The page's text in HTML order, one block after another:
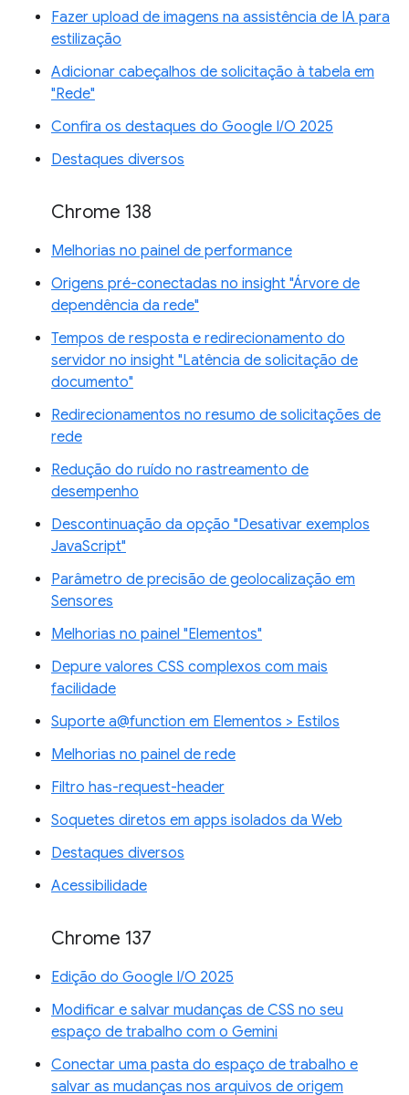
Fazer upload de imagens na assistência de IA para
estilização
Adicionar cabeçalhos de solicitação à tabela em
"Rede"
Confira os destaques do Google I/O 2025
Destaques diversos
Chrome 138
Melhorias no painel de performance
Origens pré-conectadas no insight "Árvore de
dependência da rede"
Tempos de resposta e redirecionamento do
servidor no insight "Latência de solicitação de
documento"
Redirecionamentos no resumo de solicitações de
rede
Redução do ruído no rastreamento de
desempenho
Descontinuação da opção "Desativar exemplos
JavaScript"
Parâmetro de precisão de geolocalização em
Sensores
Melhorias no painel "Elementos"
Depure valores CSS complexos com mais
facilidade
Suporte a@function em Elementos > Estilos
Melhorias no painel de rede
Filtro has-request-header
Soquetes diretos em apps isolados da Web
Destaques diversos
Acessibilidade
Chrome 137
Edição do Google I/O 2025
Modificar e salvar mudanças de CSS no seu
espaço de trabalho com o Gemini
Conectar uma pasta do espaço de trabalho e
salvar as mudanças nos arquivos de origem